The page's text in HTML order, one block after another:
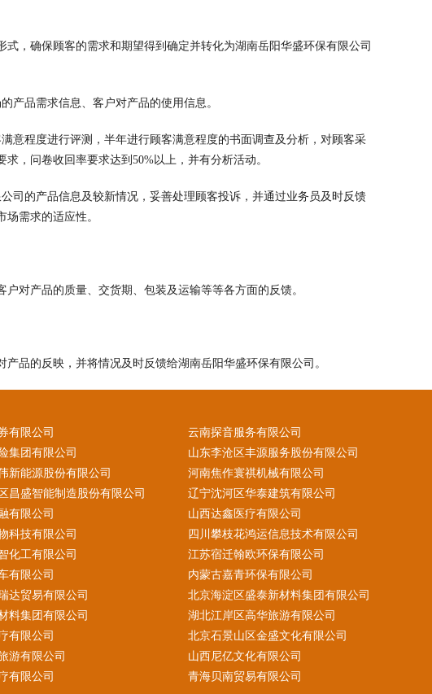
，确保顾客的需求和期望得到确定并转化为湖南岳阳华盛环保有限公司
产品需求信息、客户对产品的使用信息。
意程度进行评测，半年进行顾客满意程度的书面调查及分析，对顾客采
，问卷收回率要求达到50%以上，并有分析活动。
司的产品信息及较新情况，妥善处理顾客投诉，并通过业务员及时反馈
需求的适应性。
对产品的质量、交货期、包装及运输等等各方面的反馈。
品的反映，并将情况及时反馈给湖南岳阳华盛环保有限公司。
有限公司
云南探音服务有限公司
集团有限公司
山东李沧区丰源服务股份有限公司
新能源股份有限公司
河南焦作寰祺机械有限公司
昌盛智能制造股份有限公司
辽宁沈河区华泰建筑有限公司
有限公司
山西达鑫医疗有限公司
科技有限公司
四川攀枝花鸿运信息技术有限公司
化工有限公司
江苏宿迁翰欧环保有限公司
有限公司
内蒙古嘉青环保有限公司
达贸易有限公司
北京海淀区盛泰新材料集团有限公司
料集团有限公司
湖北江岸区高华旅游有限公司
有限公司
北京石景山区金盛文化有限公司
游有限公司
山西尼亿文化有限公司
有限公司
青海贝南贸易有限公司